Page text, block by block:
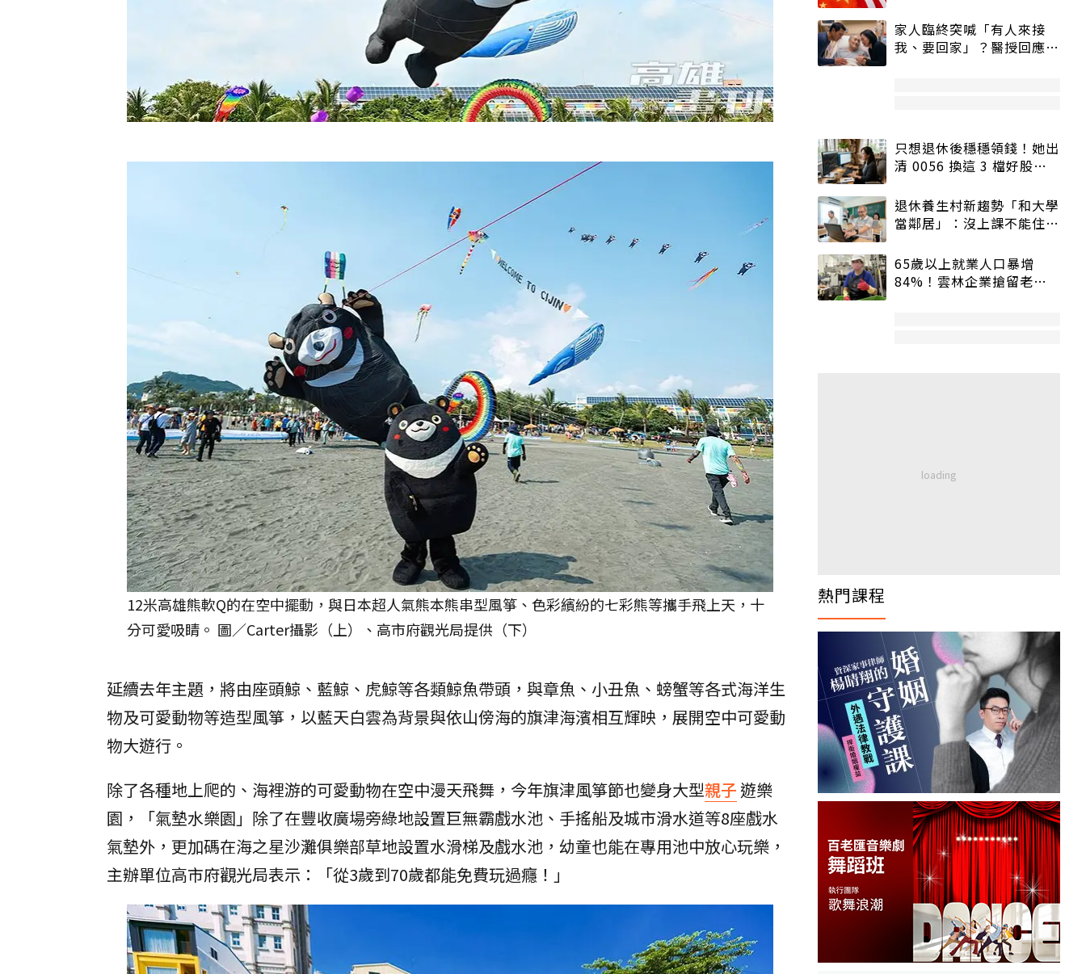
12米高雄熊軟Q的在空中擺動，與日本超人氣熊本熊串型風箏、色彩繽紛的七彩熊等攜手飛上天，十
分可愛吸睛。 圖／Carter攝影（上）、高市府觀光局提供（下）
延續去年主題，將由座頭鯨、藍鯨、虎鯨等各類鯨魚帶頭，與章魚、小丑魚、螃蟹等各式海洋生
物及可愛動物等造型風箏，以藍天白雲為背景與依山傍海的旗津海濱相互輝映，展開空中可愛動
物大遊行。
除了各種地上爬的、海裡游的可愛動物在空中漫天飛舞，今年旗津風箏節也變身大型親子 遊樂
園，「氣墊水樂園」除了在豐收廣場旁綠地設置巨無霸戲水池、手搖船及城市滑水道等8座戲水
氣墊外，更加碼在海之星沙灘俱樂部草地設置水滑梯及戲水池，幼童也能在專用池中放心玩樂，
主辦單位高市府觀光局表示：「從3歲到70歲都能免費玩過癮！」
家人臨終突喊「有人來接
我、要回家」？醫授回應方
只想退休後穩穩領錢！她出
清 0056 換這 3 檔好股：
退休養生村新趨勢「和大學
當鄰居」：沒上課不能住、
65歲以上就業人口暴增
84%！雲林企業搶留老員
熱門課程